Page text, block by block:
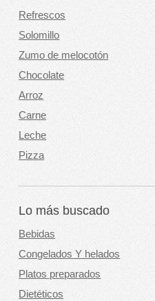
Refrescos
Solomillo
Zumo de melocotón
Chocolate
Arroz
Carne
Leche
Pizza
Lo más buscado
Bebidas
Congelados Y helados
Platos preparados
Dietéticos